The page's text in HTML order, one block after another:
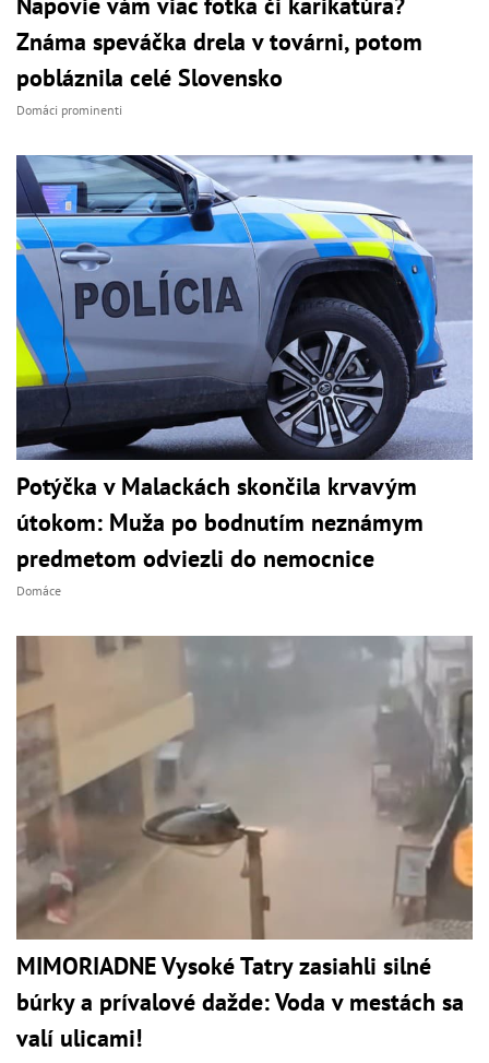
Známa speváčka drela v továrni, potom
pobláznila celé Slovensko
Domáci prominenti
Potýčka v Malackách skončila krvavým
útokom: Muža po bodnutím neznámym
predmetom odviezli do nemocnice
Domáce
MIMORIADNE Vysoké Tatry zasiahli silné
búrky a prívalové dažde: Voda v mestách sa
valí ulicami!